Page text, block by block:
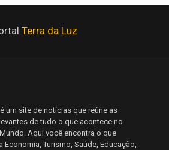
Terra da Luz
um site de notícias que reúne as
de tudo o que acontece no
Aqui você encontra o que
Turismo, Saúde, Educação,